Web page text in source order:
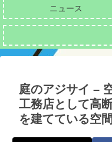
ニュース
庭のアジサイ –
工務店として高
を建てている空